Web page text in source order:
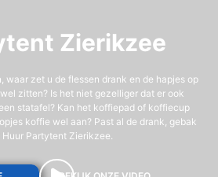
Zierikzee
waar zet u de flessen drank en de hapjes op
zitten? Is het niet gezelliger dat er ook
statafel? Kan het koffiepad of koffiecup
koffie wel aan? Past al de drank, gebak
Partytent Zierikzee.